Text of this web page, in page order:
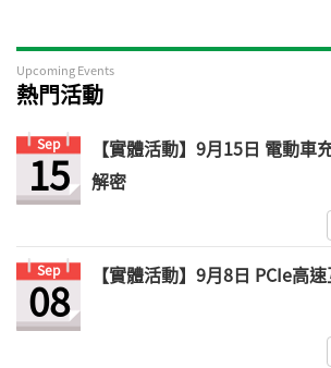
Upcoming Events
熱門活動
Sep
15
【實體活動】9月15日 電動車
解密
Sep
08 【實體活動】9月8日 PCIe高